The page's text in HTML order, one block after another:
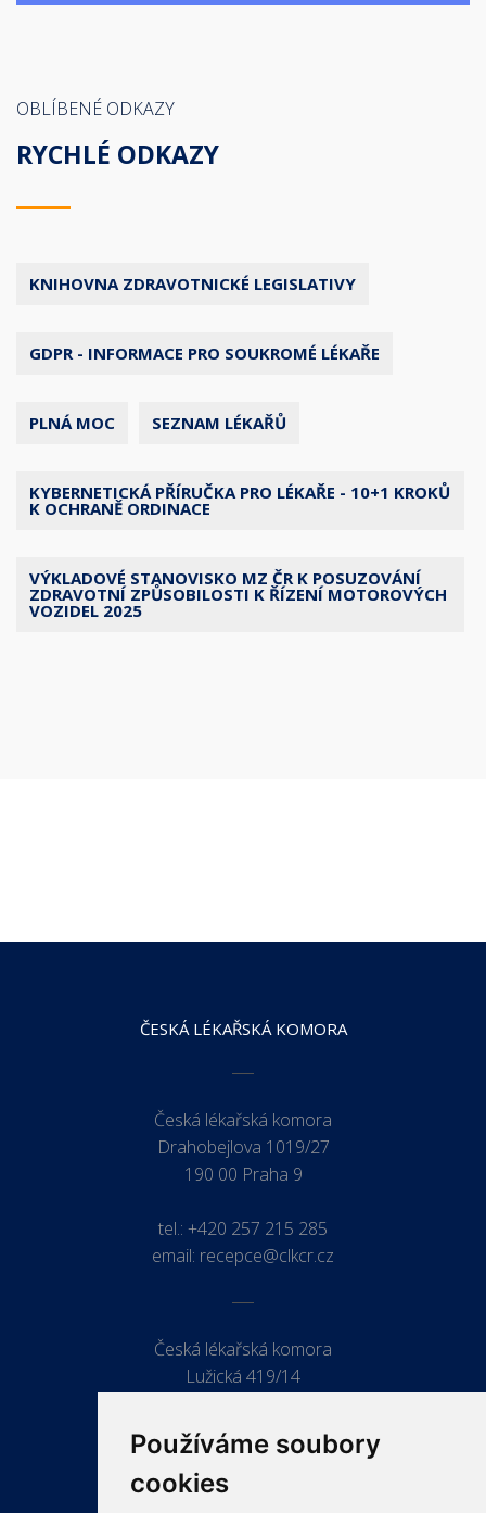
Používáme soubory
cookies
OBLÍBENÉ ODKAZY
RYCHLÉ ODKAZY
KNIHOVNA ZDRAVOTNICKÉ LEGISLATIVY
GDPR - INFORMACE PRO SOUKROMÉ LÉKAŘE
PLNÁ MOC SEZNAM LÉKAŘŮ
KYBERNETICKÁ PŘÍRUČKA PRO LÉKAŘE - 10+1 KROKŮ
K OCHRANĚ ORDINACE
VÝKLADOVÉ STANOVISKO MZ ČR K POSUZOVÁNÍ
ZDRAVOTNÍ ZPŮSOBILOSTI K ŘÍZENÍ MOTOROVÝCH
VOZIDEL 2025
ČESKÁ LÉKAŘSKÁ KOMORA
Česká lékařská komora
Drahobejlova 1019/27
190 00 Praha 9
tel.: +420 257 215 285
email: recepce@clkcr.cz
Česká lékařská komora
Lužická 419/14